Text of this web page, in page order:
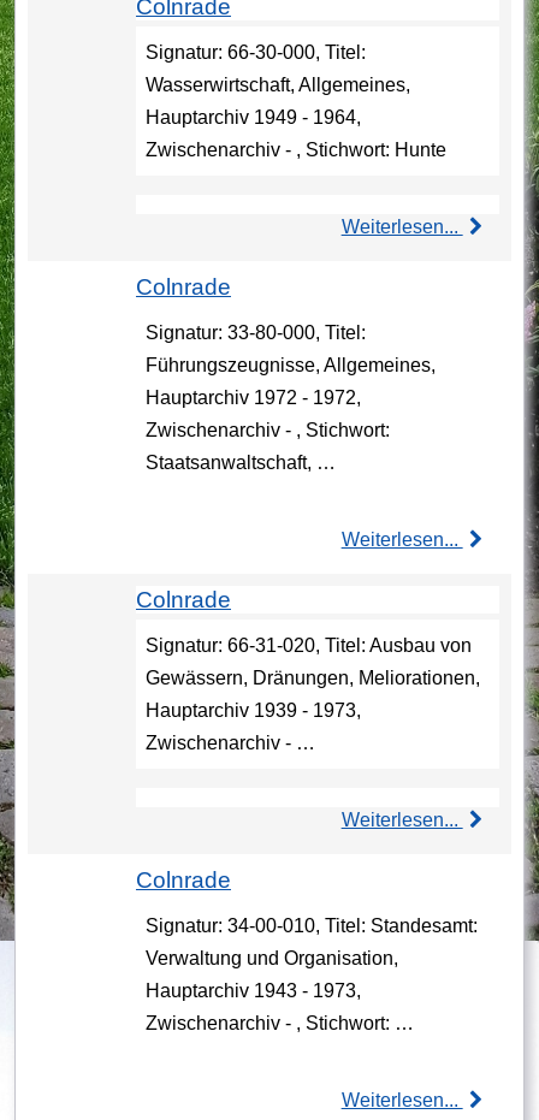
Colnrade
Signatur: 66-30-000, Titel:
Wasserwirtschaft, Allgemeines,
Hauptarchiv 1949 - 1964,
Zwischenarchiv - , Stichwort: Hunte
Weiterlesen...
Colnrade
Signatur: 33-80-000, Titel:
Führungszeugnisse, Allgemeines,
Hauptarchiv 1972 - 1972,
Zwischenarchiv - , Stichwort:
Staatsanwaltschaft, …
Weiterlesen...
Colnrade
Signatur: 66-31-020, Titel: Ausbau von
Gewässern, Dränungen, Meliorationen,
Hauptarchiv 1939 - 1973,
Zwischenarchiv - …
Weiterlesen...
Colnrade
Signatur: 34-00-010, Titel: Standesamt:
Verwaltung und Organisation,
Hauptarchiv 1943 - 1973,
Zwischenarchiv - , Stichwort: …
Weiterlesen...